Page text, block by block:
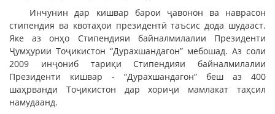
Инчунин дар кишвар барои ҷавонон ва наврасон
стипендия ва квотаҳои президентӣ таъсис дода шудааст.
Яке аз онҳо Стипендияи байналмилалии Президенти
Ҷумҳурии Тоҷикистон “Дурахшандагон” мебошад. Аз соли
2009 инҷониб тариқи Стипендияи байналмилалии
Президенти кишвар - “Дурахшандагон” беш аз 400
шаҳрванди Тоҷикистон дар хориҷи мамлакат таҳсил
намудаанд.